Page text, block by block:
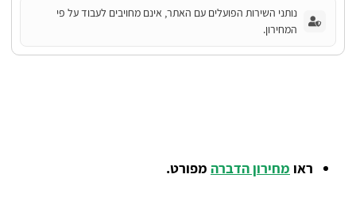
נותני השירות הפועלים עם האתר, אינם מחויבים לעבוד על פי
המחירון.
ראו מחירון הדברה מפורט.